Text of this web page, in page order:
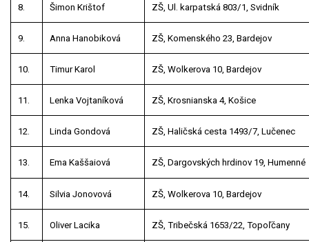
8. Šimon Krištof ZŠ, Ul. karpatská 803/1, Svidník
9. Anna Hanobiková ZŠ, Komenského 23, Bardejov
10. Timur Karol ZŠ, Wolkerova 10, Bardejov
11. Lenka Vojtaníková ZŠ, Krosnianska 4, Košice
12. Linda Gondová ZŠ, Haličská cesta 1493/7, Lučenec
13. Ema Kaššaiová ZŠ, Dargovských hrdinov 19, Humenné
14. Silvia Jonovová ZŠ, Wolkerova 10, Bardejov
15. Oliver Lacika ZŠ, Tribečská 1653/22, Topoľčany